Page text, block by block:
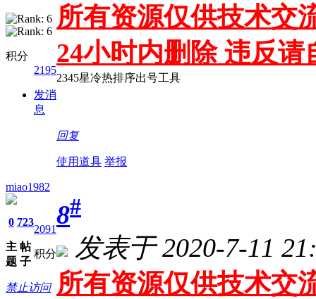
积分
2195
发消
息
所有资源仅供技术交
24小时内删除 违反
2345星冷热排序出号工具
回复
使用道具 举报
miao1982
0
主
题
723
帖
子
2091
积分
禁止访问
8#
发表于 2020-7-11
所有资源仅供技术交